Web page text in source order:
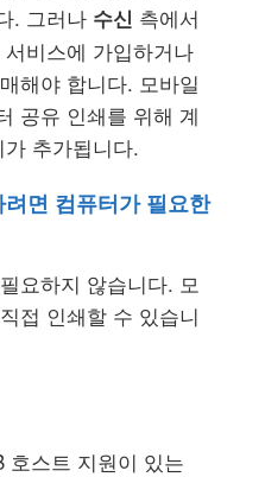
. 그러나 수신 측에서
비스에 가입하거나
해야 합니다. 모바일
공유 인쇄를 위해 계
추가됩니다.
면 컴퓨터가 필요한
요하지 않습니다. 모
접 인쇄할 수 있습니
호스트 지원이 있는